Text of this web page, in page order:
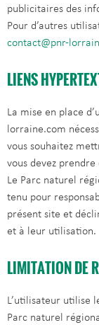
publicitaires des
Pour d’autres
contact@pnr-
LIENS
La mise en place
lorraine.com
vous souhaitez
vous devez
Le Parc naturel
tenu pour
présent site et
et à leur utilisation.
LIMITATION DE
L’utilisateur utilise
Parc naturel